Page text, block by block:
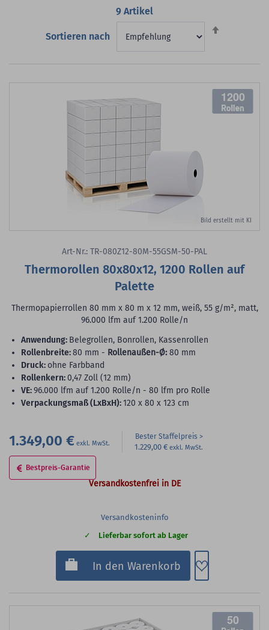
9 Artikel
Sortieren nach
1200
Bild erstellt mit KI
Art-Nr.: TR-080Z12-80M-55GSM-50-PAL
Thermorollen 80x80x12, 1200 Rollen auf
Palette
Thermopapierrollen 80 mm x 80 m x 12 mm, weiß, 55 g/m², matt,
96.000 lfm auf 1.200 Rolle/n
Anwendung: Belegrollen, Bonrollen, Kassenrollen
Rollenbreite:80 mm - Rollenaußen-Ø: 80 mm
Druck: ohne Farbband
Rollenkern:0,47 Zoll (12 mm)
VE:96.000 lfm auf 1.200 Rolle/n - 80 lfm pro Rolle
Verpackungsmaß (LxBxH):120 x 80 x 123 cm
1.349,00 € Bester Staffelpreis
1.229,00 €
Bestpreis-Garantie
Versandkostenfrei in DE
Versandkosteninfo
Lieferbar sofort ab Lager
In den Warenkorb Zum
50